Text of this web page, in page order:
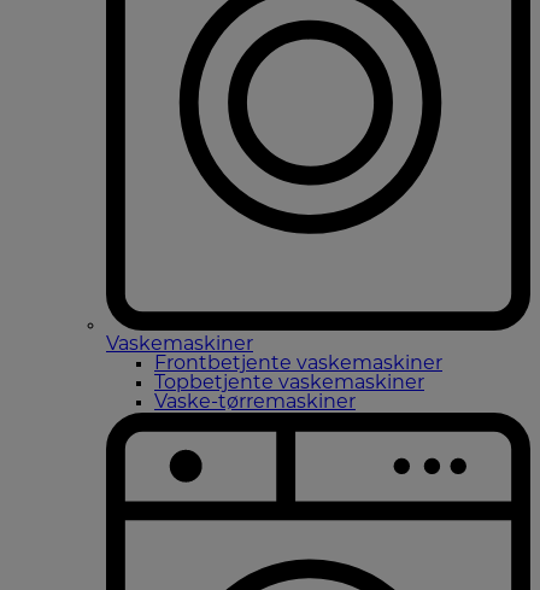
Vaskemaskiner
Frontbetjente vaskemaskiner
Topbetjente vaskemaskiner
Vaske-tørremaskiner